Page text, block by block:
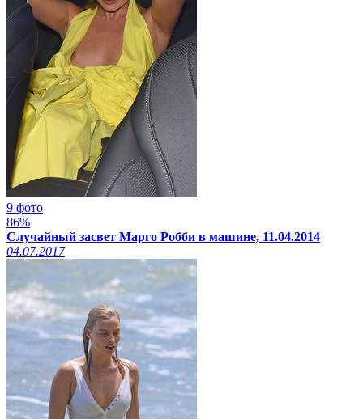
9 фото
86%
Случайный засвет Марго Робби в машине, 11.04.2014
04.07.2017